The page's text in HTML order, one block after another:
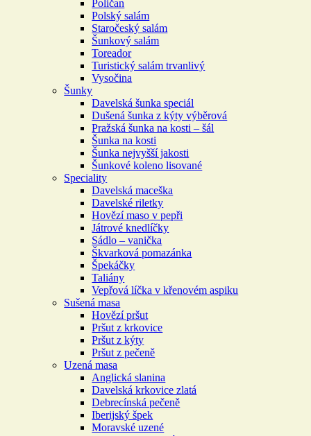
Poličan
Polský salám
Staročeský salám
Šunkový salám
Toreador
Turistický salám trvanlivý
Vysočina
Šunky
Davelská šunka speciál
Dušená šunka z kýty výběrová
Pražská šunka na kosti – šál
Šunka na kosti
Šunka nejvyšší jakosti
Šunkové koleno lisované
Speciality
Davelská maceška
Davelské riletky
Hovězí maso v pepři
Játrové knedlíčky
Sádlo – vanička
Škvarková pomazánka
Špekáčky
Taliány
Vepřová líčka v křenovém aspiku
Sušená masa
Hovězí pršut
Pršut z krkovice
Pršut z kýty
Pršut z pečeně
Uzená masa
Anglická slanina
Davelská krkovice zlatá
Debrecínská pečeně
Iberijský špek
Moravské uzené